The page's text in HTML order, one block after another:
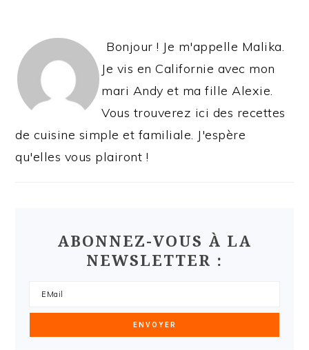
Bonjour ! Je m'appelle Malika.
Je vis en Californie avec mon
mari Andy et ma fille Alexie.
Vous trouverez ici des recettes
de cuisine simple et familiale. J'espère
qu'elles vous plairont !
ABONNEZ-VOUS À LA
NEWSLETTER :